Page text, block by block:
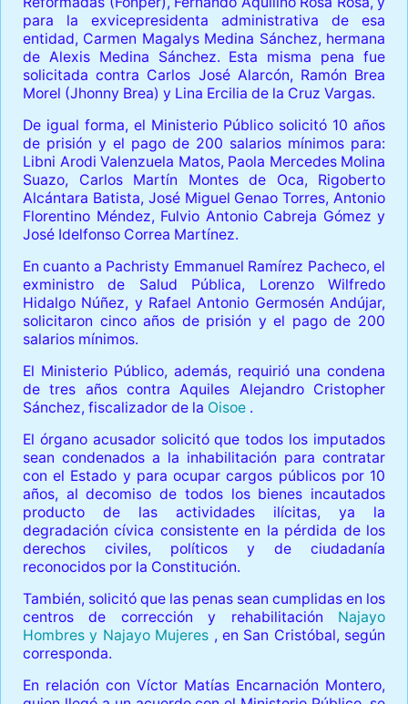
para la exvicepresidenta administrativa de esa
entidad, Carmen Magalys Medina Sánchez, hermana
de Alexis Medina Sánchez. Esta misma pena fue
solicitada contra Carlos José Alarcón, Ramón Brea
Morel (Jhonny Brea) y Lina Ercilia de la Cruz Vargas.
De igual forma, el Ministerio Público solicitó 10 años
de prisión y el pago de 200 salarios mínimos para:
Libni Arodi Valenzuela Matos, Paola Mercedes Molina
Suazo, Carlos Martín Montes de Oca, Rigoberto
Alcántara Batista, José Miguel Genao Torres, Antonio
Florentino Méndez, Fulvio Antonio Cabreja Gómez y
José Idelfonso Correa Martínez.
En cuanto a Pachristy Emmanuel Ramírez Pacheco, el
exministro de Salud Pública, Lorenzo Wilfredo
Hidalgo Núñez, y Rafael Antonio Germosén Andújar,
solicitaron cinco años de prisión y el pago de 200
salarios mínimos.
El Ministerio Público, además, requirió una condena
de tres años contra Aquiles Alejandro Cristopher
Sánchez, fiscalizador de la Oisoe .
El órgano acusador solicitó que todos los imputados
sean condenados a la inhabilitación para contratar
con el Estado y para ocupar cargos públicos por 10
años, al decomiso de todos los bienes incautados
producto de las actividades ilícitas, ya la
degradación cívica consistente en la pérdida de los
derechos civiles, políticos y de ciudadanía
reconocidos por la Constitución.
También, solicitó que las penas sean cumplidas en los
centros de corrección y rehabilitación Najayo
Hombres y Najayo Mujeres , en San Cristóbal, según
corresponda.
En relación con Víctor Matías Encarnación Montero,